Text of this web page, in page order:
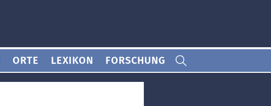
ORTE LEXIKON FORSCHUNG